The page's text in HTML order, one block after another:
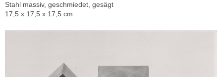
Stahl massiv, geschmiedet, gesägt
17,5 x 17,5 x 17,5 cm